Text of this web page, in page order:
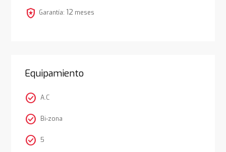
local_police Garantía: 12 meses
Equipamiento
check_circle A.C
check_circle Bi-zona
check_circle 5